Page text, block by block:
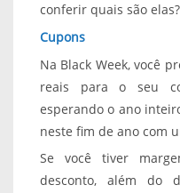
conferir quais são elas?
Cupons
Na Black Week, você
reais para o seu
esperando o ano
neste fim de ano com
Se você tiver
desconto, além do